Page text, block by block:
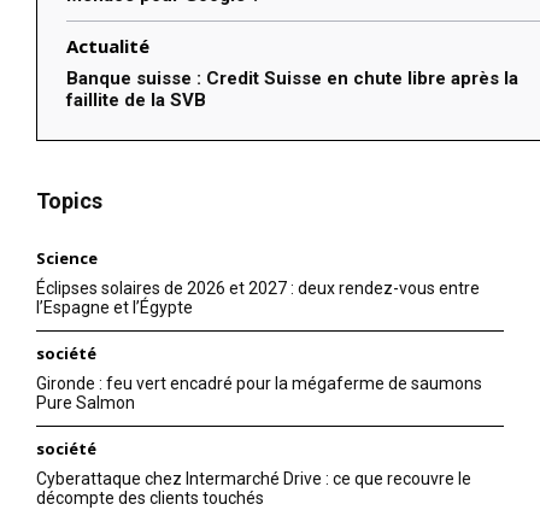
Actualité
Banque suisse : Credit Suisse en chute libre après la
faillite de la SVB
Topics
Science
Éclipses solaires de 2026 et 2027 : deux rendez-vous entre
l’Espagne et l’Égypte
société
Gironde : feu vert encadré pour la mégaferme de saumons
Pure Salmon
société
Cyberattaque chez Intermarché Drive : ce que recouvre le
décompte des clients touchés